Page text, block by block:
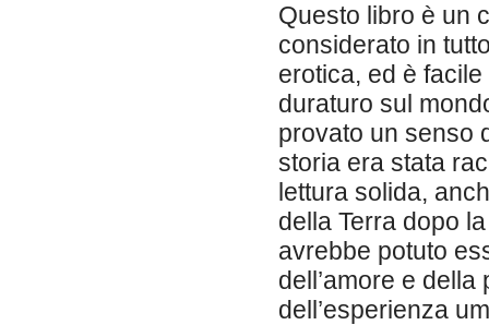
Questo libro è un
considerato in
erotica, ed è
duraturo sul
provato un senso
storia era stata
lettura solida,
della Terra dopo
avrebbe potuto
dell’amore e
dell’esperienza